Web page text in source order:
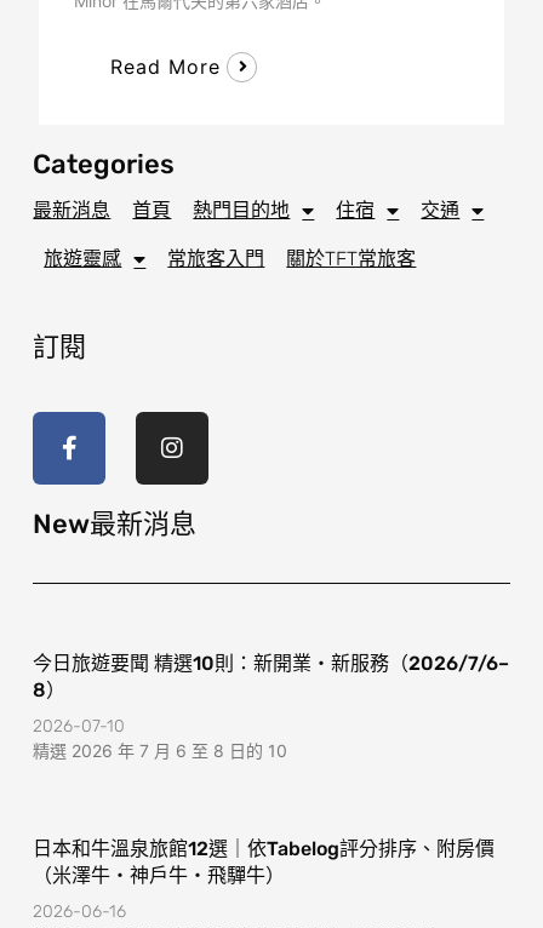
Read More
Categories
最新消息 首頁 熱門目的地 住宿 交通
旅遊靈感 常旅客入門 關於TFT常旅客
訂閱
c
o
-
s
g
r
m
New最新消息
今日旅遊要聞 精選10則：新開業・新服務（2026/7/6–
8）
2026-07-10
精選 2026 年 7 月 6 至 8 日的 10
日本和牛溫泉旅館12選｜依Tabelog評分排序、附房價
（米澤牛・神戶牛・飛驒牛）
2026-06-16